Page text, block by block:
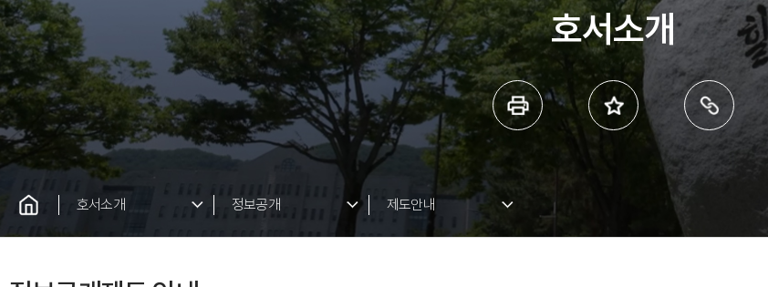
호서소개
호서소개 정보공개 제도안내